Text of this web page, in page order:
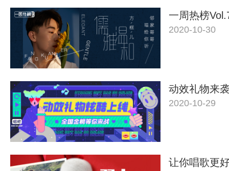
一周热榜
2020-10-30
动效礼物来
2020-10-29
让你唱歌更